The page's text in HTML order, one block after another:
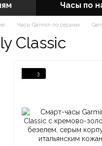
Часы по
Часы Garmin по сериям
Classic
3